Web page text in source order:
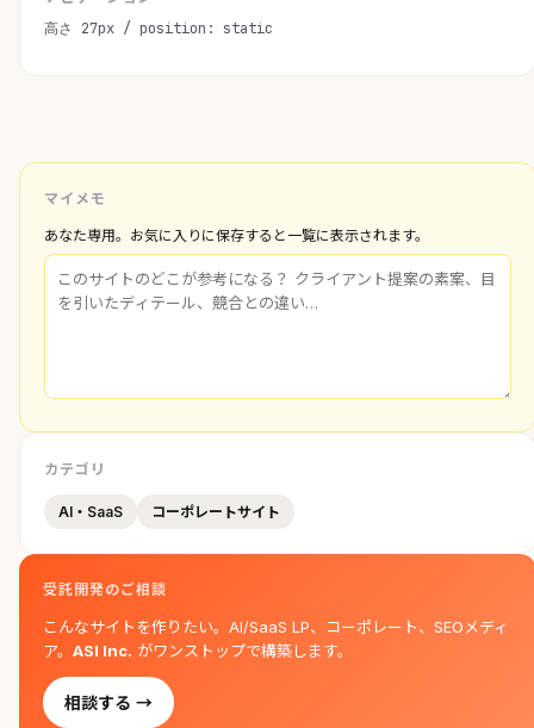
高さ 27px / position: static
マイメモ
あなた専用。お気に入りに保存すると一覧に表示されます。
カテゴリ
AI・SaaS コーポレートサイト
受託開発のご相談
こんなサイトを作りたい。AI/SaaS LP、コーポレート、SEOメディ
ア。 ASI Inc. がワンストップで構築します。
相談する →